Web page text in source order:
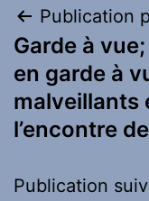
de
l’article
Publication
Garde à
en garde à
malveillants
l’encontre
Publication